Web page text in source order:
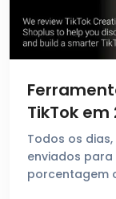
TikTok em
Melhores
Todos os
enviados para
porcentagem